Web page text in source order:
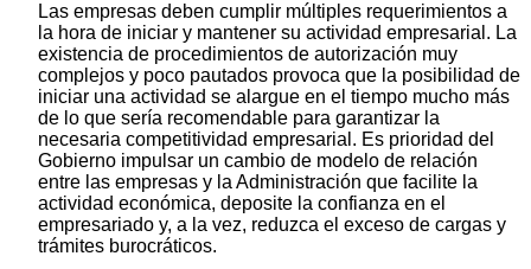
Las empresas deben cumplir múltiples requerimientos a
la hora de iniciar y mantener su actividad empresarial. La
existencia de procedimientos de autorización muy
complejos y poco pautados provoca que la posibilidad de
iniciar una actividad se alargue en el tiempo mucho más
de lo que sería recomendable para garantizar la
necesaria competitividad empresarial. Es prioridad del
Gobierno impulsar un cambio de modelo de relación
entre las empresas y la Administración que facilite la
actividad económica, deposite la confianza en el
empresariado y, a la vez, reduzca el exceso de cargas y
trámites burocráticos.